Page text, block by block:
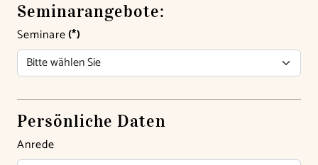
Seminarangebote:
Seminare(*)
Persönliche Daten
Anrede